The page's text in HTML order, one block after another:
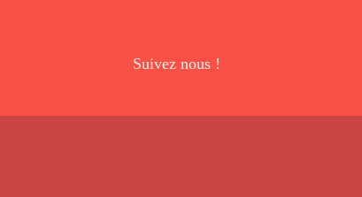
Suivez nous !